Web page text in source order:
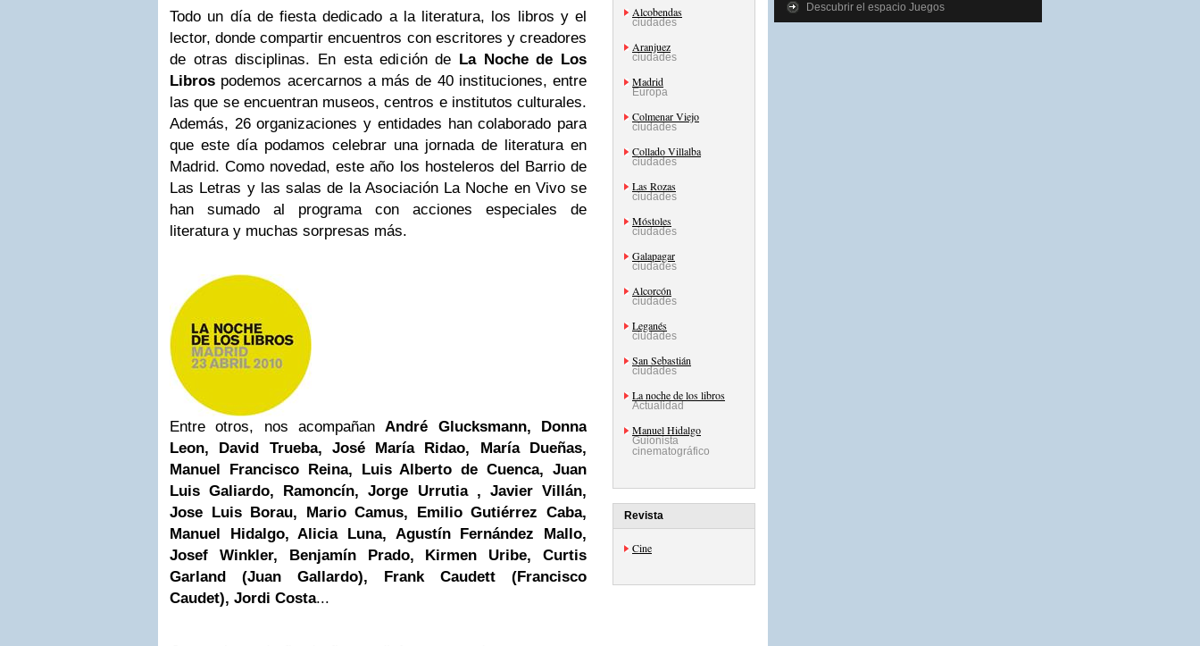
Todo un día de fiesta dedicado a la literatura, los libros y el
lector, donde compartir encuentros con escritores y creadores
de otras disciplinas. En esta edición de La Noche de Los
Libros podemos acercarnos a más de 40 instituciones, entre
las que se encuentran museos, centros e institutos culturales.
Además, 26 organizaciones y entidades han colaborado para
que este día podamos celebrar una jornada de literatura en
Madrid. Como novedad, este año los hosteleros del Barrio de
Las Letras y las salas de la Asociación La Noche en Vivo se
han sumado al programa con acciones especiales de
literatura y muchas sorpresas más.
Entre otros, nos acompañanAndré Glucksmann, Donna
Leon, David Trueba, José María Ridao, María Dueñas,
Manuel Francisco Reina, Luis Alberto de Cuenca, Juan
Luis Galiardo, Ramoncín, Jorge Urrutia , Javier Villán,
Jose Luis Borau, Mario Camus, Emilio Gutiérrez Caba,
Manuel Hidalgo, Alicia Luna, Agustín Fernández Mallo,
Josef Winkler, Benjamín Prado, Kirmen Uribe, Curtis
Garland (Juan Gallardo), Frank Caudett (Francisco
Caudet), Jordi Costa...
Alcobendas
ciudades
Aranjuez
ciudades
Madrid
Europa
Colmenar Viejo
ciudades
Collado Villalba
ciudades
Las Rozas
ciudades
Móstoles
ciudades
Galapagar
ciudades
Alcorcón
ciudades
Leganés
ciudades
San Sebastián
ciudades
La noche de los libros
Actualidad
Manuel Hidalgo
Guionista
cinematográfico
Revista
Cine
Descubrir el espacio Juegos